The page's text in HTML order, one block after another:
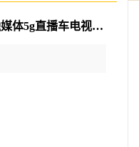
众盛视讯考斯特电视转播车融媒体5g直播车电视台新闻采访车